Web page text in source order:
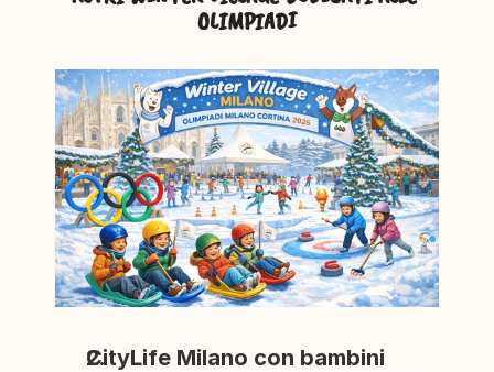
OLIMPIADI
CityLife Milano con bambini